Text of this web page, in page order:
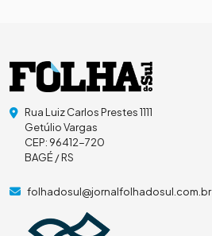
Rua Luiz Carlos Prestes 1111
Getúlio Vargas
CEP: 96412-720
BAGÉ / RS
folhadosul@jornalfolhadosul.com.br